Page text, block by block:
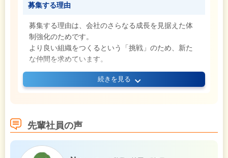
募集する理由
募集する理由は、会社のさらなる成長を見据えた体
制強化のためです。
より良い組織をつくるという「挑戦」のため、新た
な仲間を求めています。
ご入社いただいた皆さんには、新しい視点や発想を
しい！」という声も多くいただきます。
けたら嬉しいですね。
続きを見る
先輩社員の声